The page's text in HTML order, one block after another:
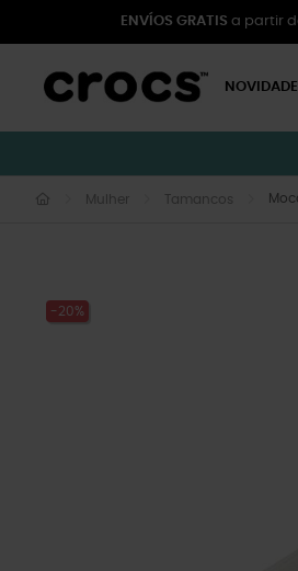
ENVÍOS GRATIS a partir
Mulher Tamancos
-20%